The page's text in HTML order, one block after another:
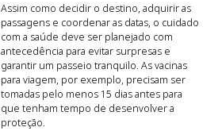
Assim como decidir o destino, adquirir as
passagens e coordenar as datas, o cuidado
com a saúde deve ser planejado com
antecedência para evitar surpresas e
garantir um passeio tranquilo. As vacinas
para viagem, por exemplo, precisam ser
tomadas pelo menos 15 dias antes para
que tenham tempo de desenvolver a
proteção.